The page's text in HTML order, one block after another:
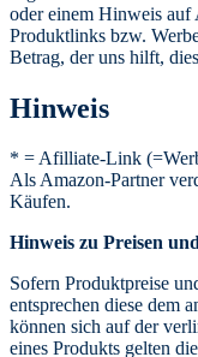
oder einem Hinweis
Produktlinks bzw.
Betrag, der uns hilft,
Hinweis
* = Afilliate-Link
Als Amazon-Partner
Käufen.
Hinweis zu Preisen
Sofern Produktpreise
entsprechen diese dem
können sich auf der
eines Produkts gelten